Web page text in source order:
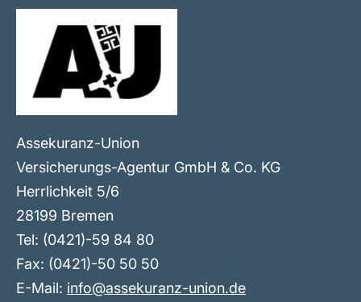
Assekuranz-Union
Versicherungs-Agentur GmbH & Co. KG
Herrlichkeit 5/6
28199 Bremen
Tel: (0421)-59 84 80
Fax: (0421)-50 50 50
E-Mail: info@assekuranz-union.de